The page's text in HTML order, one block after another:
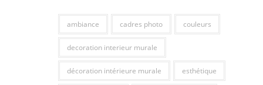
ambiance cadres photo couleurs
decoration interieur murale
décoration intérieure murale esthétique